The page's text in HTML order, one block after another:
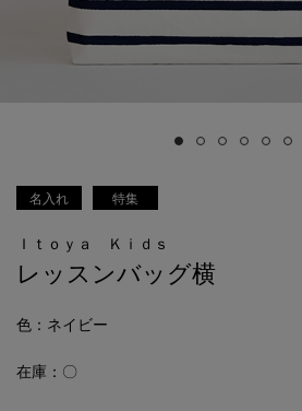
名入れ 特集
Ｉｔｏｙａ Ｋｉｄｓ
レッスンバッグ横
色 ：ネイビー
在庫：〇